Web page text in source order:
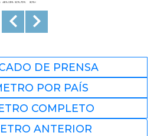
DE PRENSA
POR PAÍS
COMPLETO
ANTERIOR